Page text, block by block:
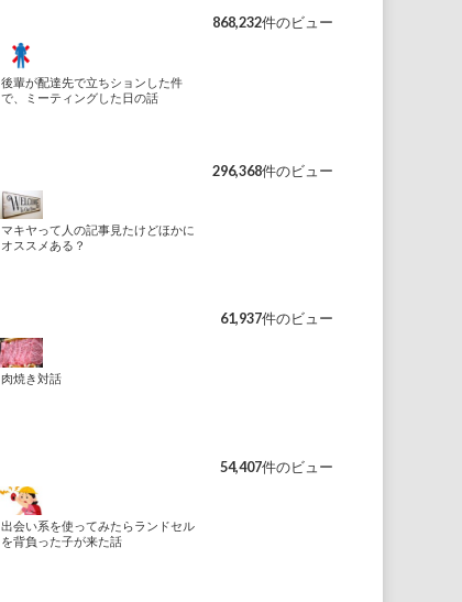
868,232件のビュー
後輩が配達先で立ちションした件
で、ミーティングした日の話
296,368件のビュー
マキヤって人の記事見たけどほかに
オススメある？
61,937件のビュー
肉焼き対話
54,407件のビュー
出会い系を使ってみたらランドセル
を背負った子が来た話